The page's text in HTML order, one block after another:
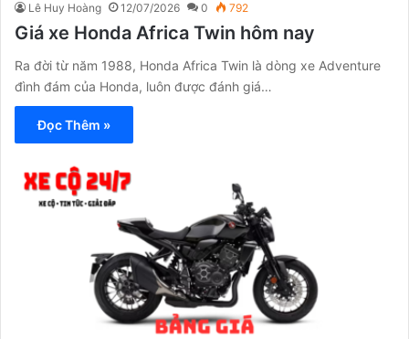
Lê Huy Hoàng 12/07/2026 0 792
Giá xe Honda Africa Twin hôm nay
Ra đời từ năm 1988, Honda Africa Twin là dòng xe Adventure
đình đám của Honda, luôn được đánh giá…
Đọc Thêm »